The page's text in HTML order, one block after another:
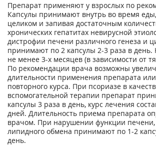
Препарат применяют у взрослых по
Капсулы принимают внутрь во время
целиком и запивая достаточным
хронических гепатитах невирусной
дистрофии печени различного генеза и
принимают по 2 капсулы 2-3 раза в день.
не менее 3-х месяцев (в зависимости от
По рекомендации врача возможны
длительности применения препарата
повторного курса. При псориазе в
вспомогательной терапии препарат
капсулы 3 раза в день, курс лечения
дней. Длительность приема препарата
врачом. При нарушении функции
липидного обмена принимают по 1-2
день.